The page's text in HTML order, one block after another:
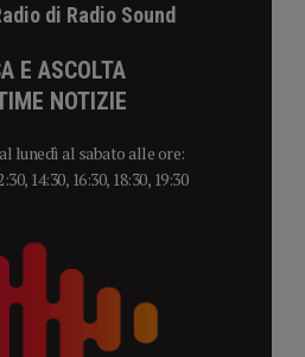
di Radio Sound
E ASCOLTA
NOTIZIE
lunedì al sabato alle ore:
14:30, 16:30, 18:30, 19:30